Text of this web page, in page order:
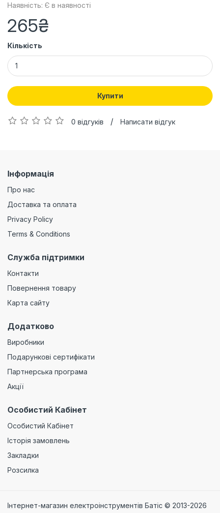
Наявність: Є в наявності
265₴
Кількість
Купити
0 відгуків / Написати відгук
Інформація
Про нас
Доставка та оплата
Privacy Policy
Terms & Conditions
Служба підтримки
Контакти
Повернення товару
Карта сайту
Додатково
Виробники
Подарункові сертифікати
Партнерська програма
Акції
Особистий Кабінет
Особистий Кабінет
Історія замовлень
Закладки
Розсилка
Інтернет-магазин електроінструментів Батіс © 2013-2026